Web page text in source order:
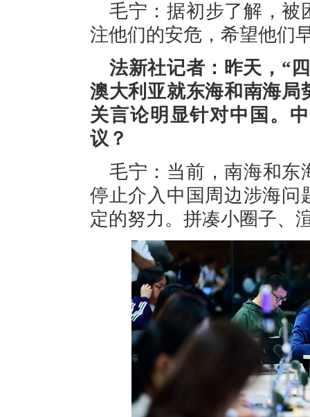
毛宁：据初步了解，被
注他们的安危，希望他们
法新社记者：昨天，“
澳大利亚就东海和南海局
关言论明显针对中国。
议？
毛宁：当前，南海和东
停止介入中国周边涉海问
定的努力。拼凑小圈子、